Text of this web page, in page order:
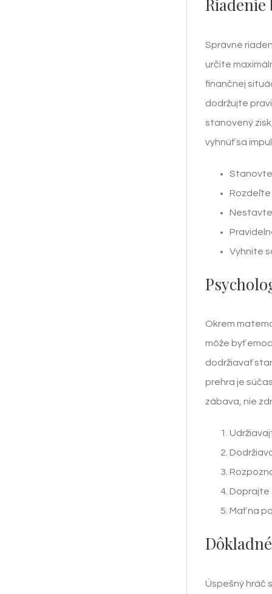
Správne
určite
finančnej
dodržujte
stanovený
vyhnúť sa
Stanovte
Rozdeľte
Nestavte
Vyhnite
Okrem
môže byť
dodržiavať
prehra je
zábava, nie
Doprajte
Mať na
Úspešný hráč